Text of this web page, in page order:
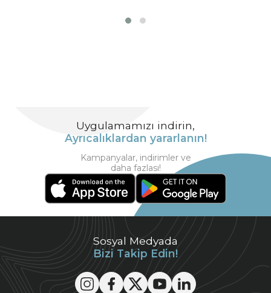
Sosyal Medyada
Bizi Takip Edin!
Uygulamamızı indirin,
Ayrıcalıklardan yararlanın!
Kampanyalar, indirimler ve
daha fazlası!